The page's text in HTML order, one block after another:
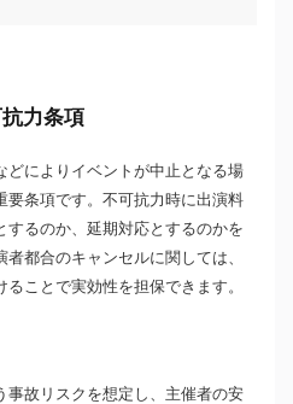
力条項
どによりイベントが中止となる場
要条項です。不可抗力時に出演料
するのか、延期対応とするのかを
都合のキャンセルに関しては、
ことで実効性を担保できます。
事故リスクを想定し、主催者の安